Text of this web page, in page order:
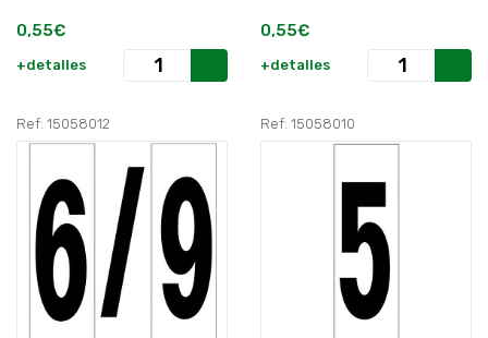
0,55€
+detalles
0,55€
+detalles
Ref: 15058012 Ref: 15058010